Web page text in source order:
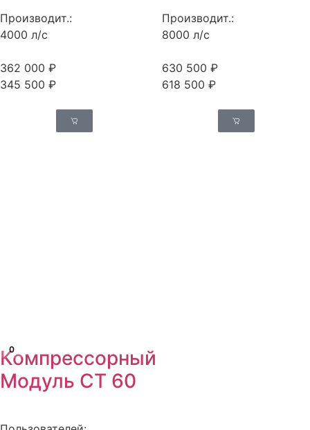
Производит.:
4000 л/с
362 000 ₽
345 500 ₽
Производит.:
8000 л/с
630 500 ₽
618 500 ₽
0
Компрессорный
Модуль СТ 60